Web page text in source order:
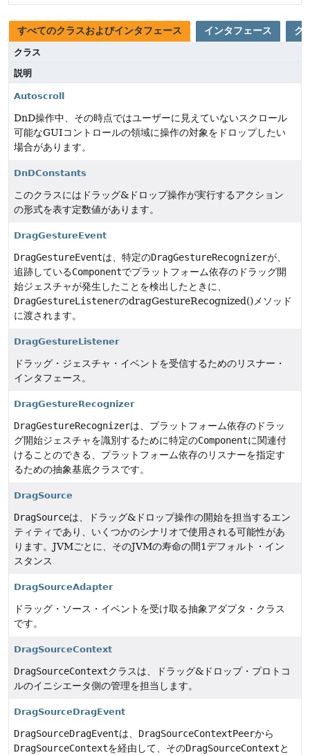
すべてのクラスおよびインタフェース インタフェース ク
クラス
説明
Autoscroll
DnD操作中、その時点ではユーザーに見えていないスクロール
可能なGUIコントロールの領域に操作の対象をドロップしたい
場合があります。
DnDConstants
このクラスにはドラッグ&ドロップ操作が実行するアクション
の形式を表す定数値があります。
DragGestureEvent
DragGestureEventは、特定のDragGestureRecognizerが、
追跡しているComponentでプラットフォーム依存のドラッグ開
始ジェスチャが発生したことを検出したときに、
DragGestureListenerのdragGestureRecognized()メソッド
に渡されます。
DragGestureListener
ドラッグ・ジェスチャ・イベントを受信するためのリスナー・
インタフェース。
DragGestureRecognizer
DragGestureRecognizerは、プラットフォーム依存のドラッ
グ開始ジェスチャを識別するために特定のComponentに関連付
けることのできる、プラットフォーム依存のリスナーを指定す
るための抽象基底クラスです。
DragSource
DragSourceは、ドラッグ&ドロップ操作の開始を担当するエン
ティティであり、いくつかのシナリオで使用される可能性があ
ります。JVMごとに、そのJVMの寿命の間1デフォルト・イン
スタンス
DragSourceAdapter
ドラッグ・ソース・イベントを受け取る抽象アダプタ・クラス
です。
DragSourceContext
DragSourceContextクラスは、ドラッグ&ドロップ・プロトコ
ルのイニシエータ側の管理を担当します。
DragSourceDragEvent
DragSourceDragEventは、 DragSourceContextPeerから
DragSourceContextを経由して、そのDragSourceContextと